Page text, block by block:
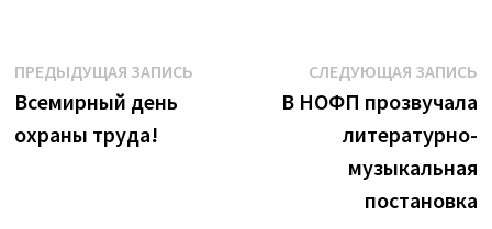
Навигация
по
записям
ПРЕДЫДУЩАЯ ЗАПИСЬ
Всемирный день
охраны труда!
СЛЕДУЮЩАЯ ЗАПИСЬ
В НОФП прозвучала
литературно-
музыкальная
постановка